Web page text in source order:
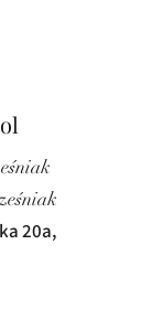
20a,